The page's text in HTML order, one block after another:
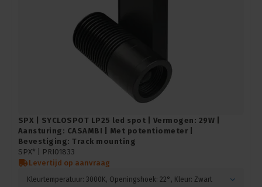
SPX | SYCLOSPOT LP25 led spot | Vermogen: 29W |
Aansturing: CASAMBI | Met potentiometer |
Bevestiging: Track mounting
SPX* |
PRI01833
Levertijd op aanvraag
Kleurtemperatuur: 3000K, Openingshoek: 22°, Kleur: Zwart